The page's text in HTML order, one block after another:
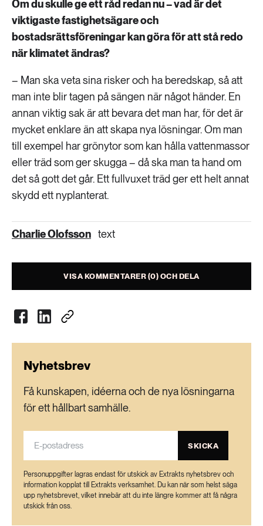
Om du skulle ge ett råd redan nu – vad är det
viktigaste fastighetsägare och
bostadsrättsföreningar kan göra för att stå redo
när klimatet ändras?
– Man ska veta sina risker och ha beredskap, så att
man inte blir tagen på sängen när något händer. En
annan viktig sak är att bevara det man har, för det är
mycket enklare än att skapa nya lösningar. Om man
till exempel har grönytor som kan hålla vattenmassor
eller träd som ger skugga – då ska man ta hand om
det så gott det går. Ett fullvuxet träd ger ett helt annat
skydd ett nyplanterat.
Charlie Olofsson text
VISA KOMMENTARER (0) OCH DELA
Nyhetsbrev
Få kunskapen, idéerna och de nya lösningarna
för ett hållbart samhälle.
SKICKA
Personuppgifter lagras endast för utskick av Extrakts nyhetsbrev och
information kopplat till Extrakts verksamhet. Du kan när som helst säga
upp nyhetsbrevet, vilket innebär att du inte längre kommer att få några
utskick från oss.